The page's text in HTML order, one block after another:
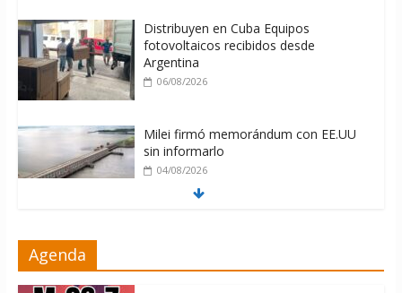
Distribuyen en Cuba Equipos
fotovoltaicos recibidos desde
Argentina
06/08/2026
Milei firmó memorándum con EE.UU
sin informarlo
04/08/2026
con Rusia y China
Agenda